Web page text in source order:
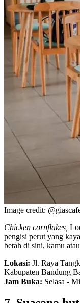
Image credit:
Chicken cornflakes,
pengisi perut yang
betah di sini, kamu
Lokasi: Jl. Raya
Kabupaten Bandung
Jam Buka: Selasa -